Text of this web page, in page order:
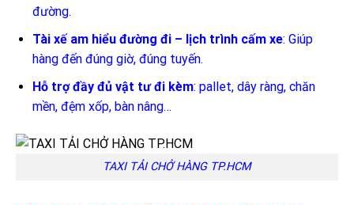
đường.
Tài xế am hiểu đường đi – lịch trình cấm xe: Giúp
hàng đến đúng giờ, đúng tuyến.
Hỗ trợ đầy đủ vật tư đi kèm: pallet, dây ràng, chăn
mền, đệm xốp, bàn nâng…
TAXI TẢI CHỞ HÀNG TP.HCM